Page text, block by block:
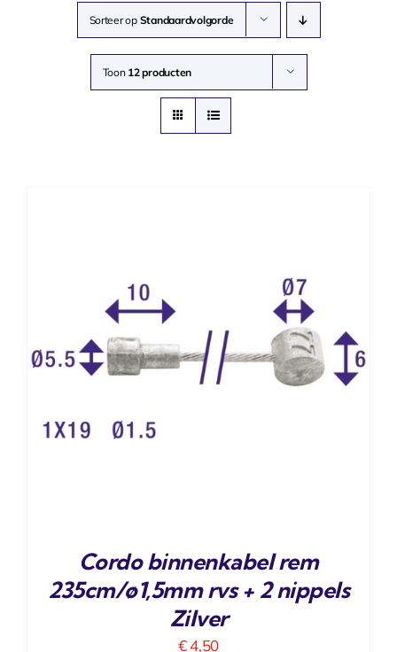
Sorteer op Standaardvolgorde
Toon 12 producten
Cordo binnenkabel rem
235cm/ø1,5mm rvs + 2 nippels
Zilver
€4,50